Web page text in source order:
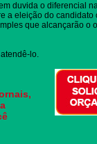
duvida o diferencial
a eleição do candidato
que alcançarão o
lo.